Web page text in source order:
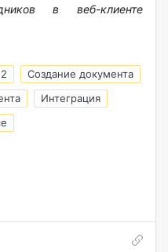
в веб-клиенте
Создание документа
Интеграция